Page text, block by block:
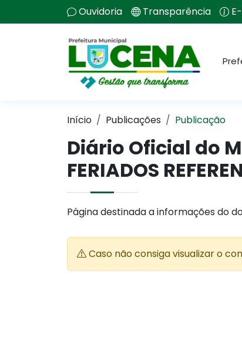
Ouvidoria Transparência
Início Publicações Publicação
Diário Oficial do
FERIADOS
Página destinada a informações do
Caso não consiga visualizar o